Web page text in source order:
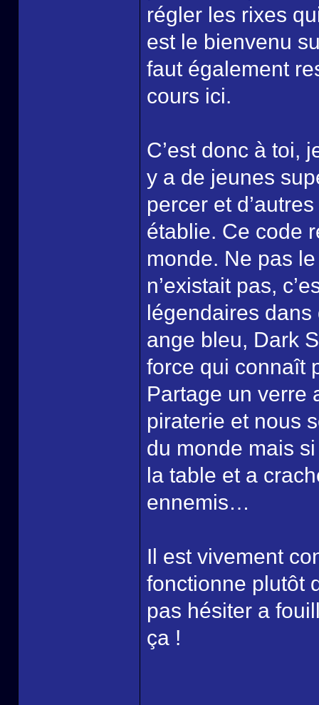
régler les rixes
est le bienvenu
faut également
cours ici.
C’est donc à toi,
y a de jeunes
percer et
établie. Ce code
monde. Ne pas
n’existait pas,
légendaires dans
ange bleu, Dark
force qui connaît
Partage un verre
piraterie et nous
du monde mais
la table et a
ennemis…
Il est vivement
fonctionne plutôt
pas hésiter a
ça !